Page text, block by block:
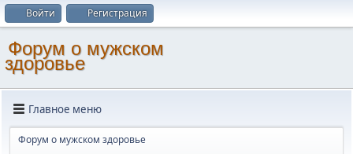
Войти Регистрация
Форум о мужском
здоровье
Главное меню
Форум о мужском здоровье